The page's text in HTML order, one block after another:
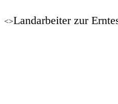
<>Landarbeiter zur